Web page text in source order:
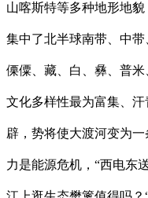
山喀斯特等多种地形地
集中了北半球南带、中
傈僳、藏、白、彝、普
文化多样性最为富集、
辟，势将使大渡河变为
力是能源危机，“西电东